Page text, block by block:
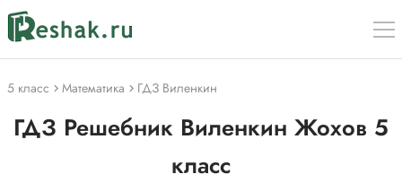
5 класс Математика ГДЗ Виленкин
ГДЗ Решебник Виленкин Жохов 5
класс